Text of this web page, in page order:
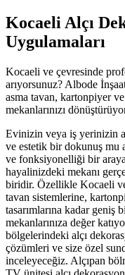
Kocaeli Alçı
Uygulamaları
Kocaeli ve çevresinde
arıyorsunuz? Albode
asma tavan, kartonpiyer
mekanlarınızı
Evinizin veya iş yerinizin
ve estetik bir dokunuş mu
ve fonksiyonelliği bir
hayalinizdeki mekanı
biridir. Özellikle Kocaeli ve
tavan sistemlerine,
tasarımlarına kadar geniş
mekanlarınıza değer
bölgelerindeki alçı
çözümleri ve size özel
inceleyeceğiz. Alçıpan